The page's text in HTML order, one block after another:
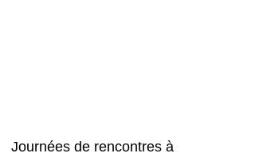
Journées de rencontres à